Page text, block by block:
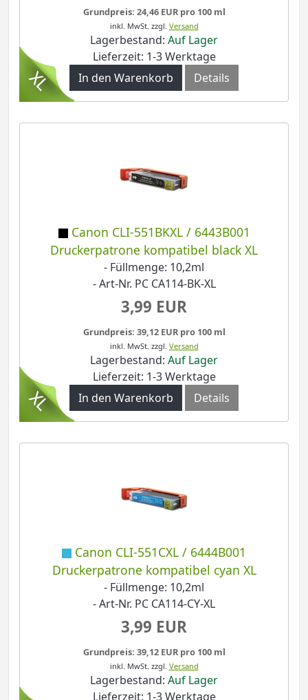
Grundpreis: 24,46 EUR pro 100 ml
inkl. MwSt. zzgl. Versand
Lagerbestand: Auf Lager
Lieferzeit: 1-3 Werktage
In den Warenkorb
Details
Canon CLI-551BKXL / 6443B001
Druckerpatrone kompatibel black XL
- Füllmenge: 10,2ml
- Art-Nr. PC CA114-BK-XL
3,99 EUR
Grundpreis: 39,12 EUR pro 100 ml
inkl. MwSt. zzgl. Versand
Lagerbestand: Auf Lager
Lieferzeit: 1-3 Werktage
In den Warenkorb
Details
Canon CLI-551CXL / 6444B001
Druckerpatrone kompatibel cyan XL
- Füllmenge: 10,2ml
- Art-Nr. PC CA114-CY-XL
3,99 EUR
Grundpreis: 39,12 EUR pro 100 ml
inkl. MwSt. zzgl. Versand
Lagerbestand: Auf Lager
Lieferzeit: 1-3 Werktage